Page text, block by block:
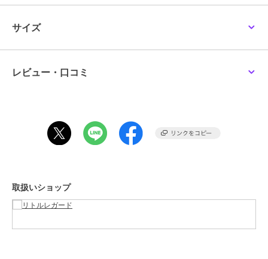
素材
サイズ
レビュー・口コミ
取扱いショップ